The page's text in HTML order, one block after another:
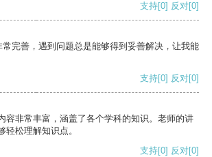
支持[0] 反对[0]
完善，遇到问题总是能够得到妥善解决，让我能
支持[0] 反对[0]
容非常丰富，涵盖了各个学科的知识。老师的讲
轻松理解知识点。
支持[0] 反对[0]